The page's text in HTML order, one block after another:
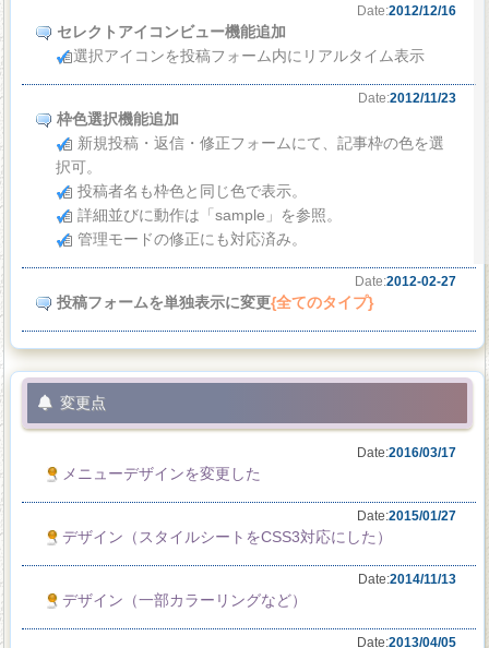
Date:2012/12/16
セレクトアイコンビュー機能追加
選択アイコンを投稿フォーム内にリアルタイム表示
Date:2012/11/23
枠色選択機能追加
新規投稿・返信・修正フォームにて、記事枠の色を選
択可。
投稿者名も枠色と同じ色で表示。
詳細並びに動作は「sample」を参照。
管理モードの修正にも対応済み。
Date:2012-02-27
投稿フォームを単独表示に変更{全てのタイプ}
変更点
Date:2016/03/17
メニューデザインを変更した
Date:2015/01/27
デザイン（スタイルシートをCSS3対応にした）
Date:2014/11/13
デザイン（一部カラーリングなど）
Date:2013/04/05